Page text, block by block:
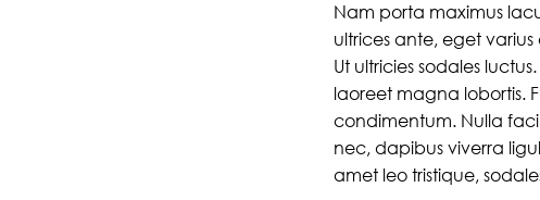
Nam porta maximus
ultrices ante, eget
Ut ultricies sodales
laoreet magna lobortis.
condimentum. Nulla
nec, dapibus viverra
amet leo tristique,